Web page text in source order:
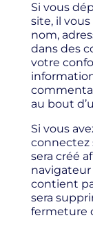
Si vous
site, il
nom,
dans des
votre
au bout
Si vous
connectez
sera créé
navigateur
contient
sera
fermeture